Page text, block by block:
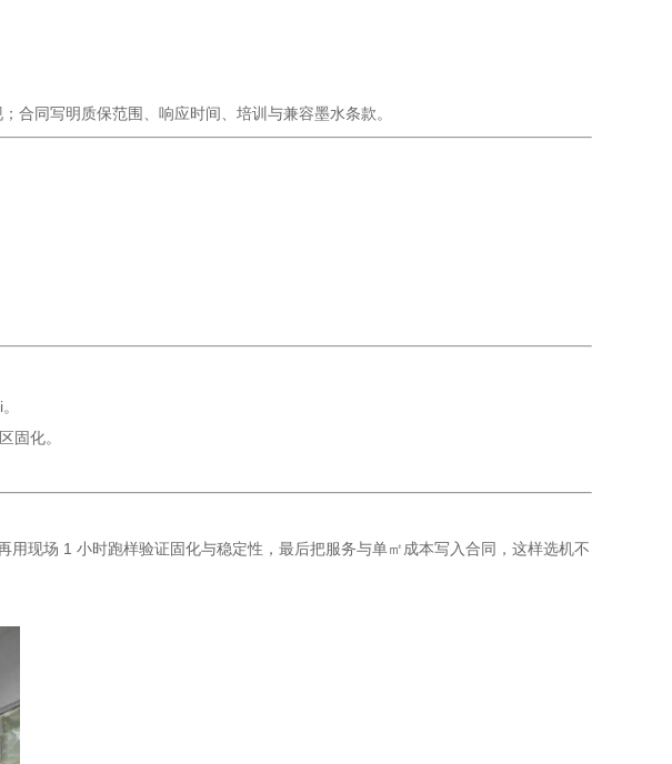
合同写明质保范围、响应时间、培训与兼容墨水条款。
固化。
现场 1 小时跑样验证固化与稳定性，最后把服务与单㎡成本写入合同，这样选机不